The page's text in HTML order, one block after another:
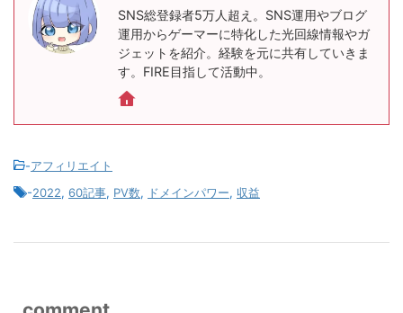
SNS総登録者5万人超え。SNS運用やブログ
運用からゲーマーに特化した光回線情報やガ
ジェットを紹介。経験を元に共有していきま
す。FIRE目指して活動中。
-アフィリエイト
-2022, 60記事, PV数, ドメインパワー, 収益